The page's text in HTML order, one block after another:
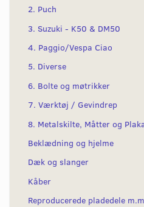
2. Puch
3. Suzuki - K50 & DM50
4. Paggio/Vespa Ciao
5. Diverse
6. Bolte og møtrikker
7. Værktøj / Gevindrep
8. Metalskilte, Måtter og
Beklædning og hjelme
Dæk og slanger
Kåber
Reproducerede pladedele